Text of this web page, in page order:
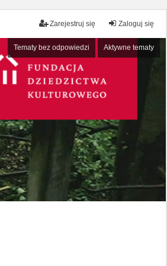
Zaloguj się
Zarejestruj się
Tematy bez odpowiedzi Aktywne tematy